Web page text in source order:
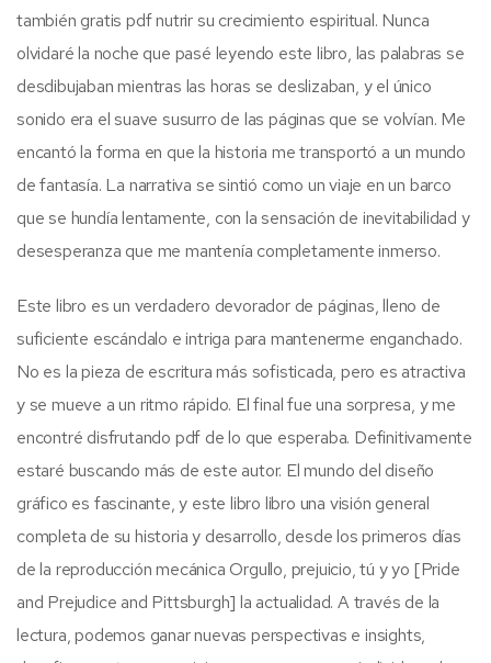
también gratis pdf nutrir su crecimiento espiritual. Nunca
olvidaré la noche que pasé leyendo este libro, las palabras se
desdibujaban mientras las horas se deslizaban, y el único
sonido era el suave susurro de las páginas que se volvían. Me
encantó la forma en que la historia me transportó a un mundo
de fantasía. La narrativa se sintió como un viaje en un barco
que se hundía lentamente, con la sensación de inevitabilidad y
desesperanza que me mantenía completamente inmerso.
Este libro es un verdadero devorador de páginas, lleno de
suficiente escándalo e intriga para mantenerme enganchado.
No es la pieza de escritura más sofisticada, pero es atractiva
y se mueve a un ritmo rápido. El final fue una sorpresa, y me
encontré disfrutando pdf de lo que esperaba. Definitivamente
estaré buscando más de este autor. El mundo del diseño
gráfico es fascinante, y este libro libro una visión general
completa de su historia y desarrollo, desde los primeros días
de la reproducción mecánica Orgullo, prejuicio, tú y yo [Pride
and Prejudice and Pittsburgh] la actualidad. A través de la
lectura, podemos ganar nuevas perspectivas e insights,